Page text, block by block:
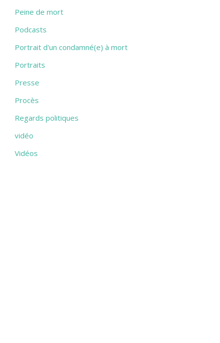
Peine de mort
Podcasts
Portrait d'un condamné(e) à mort
Portraits
Presse
Procès
Regards politiques
vidéo
Vidéos